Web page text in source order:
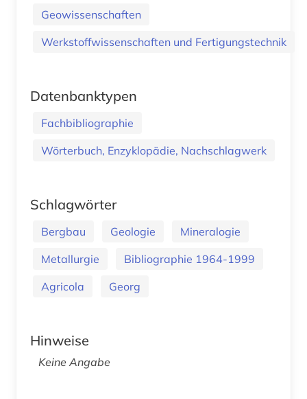
Geowissenschaften
Werkstoffwissenschaften und Fertigungstechnik
Datenbanktypen
Fachbibliographie
Wörterbuch, Enzyklopädie, Nachschlagwerk
Schlagwörter
Bergbau Geologie
Mineralogie
Metallurgie
Bibliographie 1964-1999
Agricola
Georg
Hinweise
Keine Angabe